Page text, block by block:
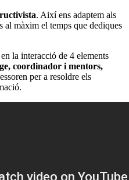
. Així ens adaptem als
al màxim el temps que dediques
la interacció de 4 elements
coordinador i mentors,
per a resoldre els